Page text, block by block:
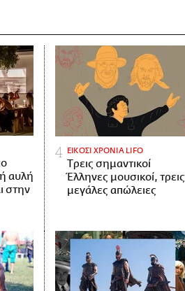
αυλή
στην
ΕΙΚΟΣΙ ΧΡΟΝΙΑ LIFO
Tρεις σημαντικοί
Έλληνες μουσικοί, τρεις
μεγάλες απώλειες